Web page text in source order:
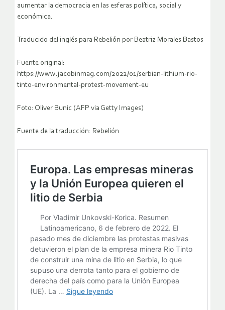
aumentar la democracia en las esferas política, social y
económica.
Traducido del inglés para Rebelión por Beatriz Morales Bastos
Fuente original:
https://www.jacobinmag.com/2022/01/serbian-lithium-rio-
tinto-environmental-protest-movement-eu
Foto: Oliver Bunic (AFP via Getty Images)
Fuente de la traducción: Rebelión